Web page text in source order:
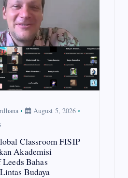
August 5, 2026
Classroom FISIP
Akademisi
Bahas
Budaya